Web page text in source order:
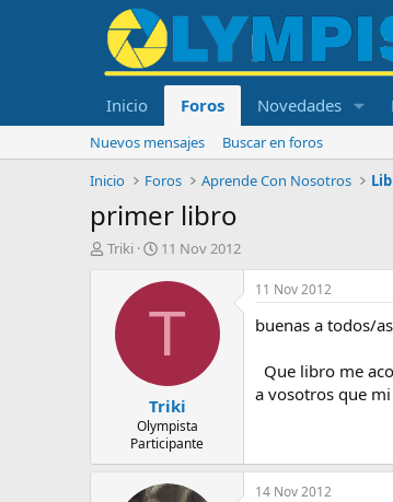
Inicio Foros Novedades
Nuevos mensajes
Buscar en foros
Inicio
Foros Aprende Con Nosotros
primer libro
I
l
Triki
F
c
i
n
i
c
i
o
11 Nov 2012
T
Triki
Olympista
Participante
11 Nov 2012
buenas a todos/
Que libro me
a vosotros
14 Nov 2012